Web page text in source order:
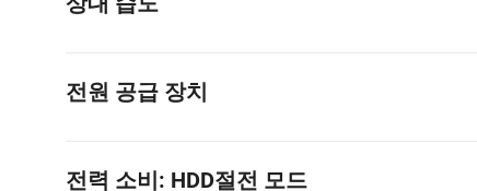
전원 공급 장치
전력 소비: HDD절전 모드